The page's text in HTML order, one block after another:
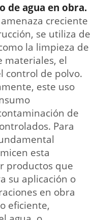
de agua en obra.
creciente
se utiliza de
la limpieza de
materiales, el
control de polvo.
este uso
de
Para
esta
productos que
su aplicación o
en obra
eficiente,